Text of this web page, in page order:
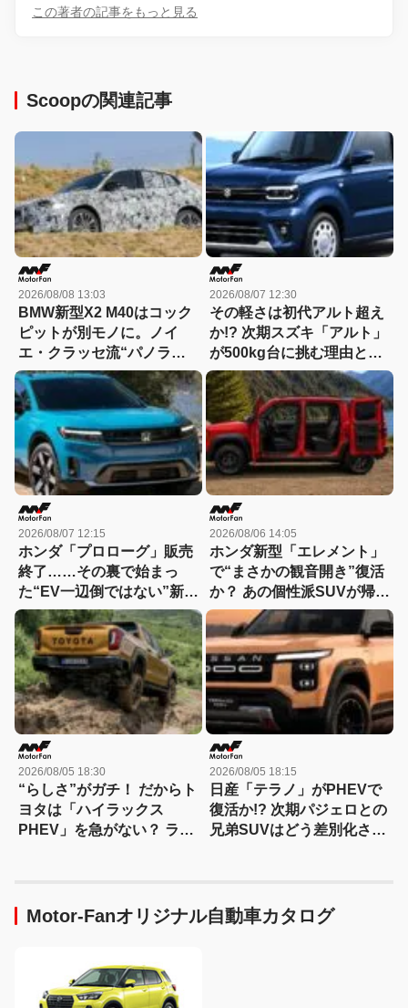
この著者の記事をもっと見る
Scoopの関連記事
2026/08/08 13:03
BMW新型X2 M40はコック
ピットが別モノに。ノイ
エ・クラッセ流“パノラミ
ック iDrive”採用へ
2026/08/07 12:30
その軽さは初代アルト超え
か!? 次期スズキ「アルト」
が500kg台に挑む理由と
は……「小・少・軽・短・
美」を極める！
2026/08/07 12:15
ホンダ「プロローグ」販売
終了……その裏で始まっ
た“EV一辺倒ではない”新戦
略とは？
2026/08/06 14:05
ホンダ新型「エレメント」
で“まさかの観音開き”復活
か？ あの個性派SUVが帰っ
てくる可能性
2026/08/05 18:30
“らしさ”がガチ！ だからト
ヨタは「ハイラックス
PHEV」を急がない？ ライ
2026/08/05 18:15
日産「テラノ」がPHEVで
復活か!? 次期パジェロとの
兄弟SUVはどう差別化され
Motor-Fanオリジナル自動車カタログ